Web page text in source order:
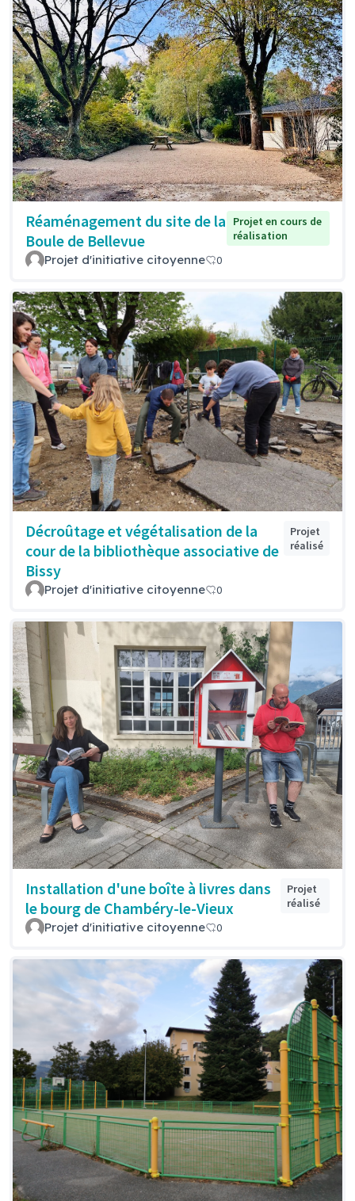
Réaménagement du site de la
Boule de Bellevue
Projet en cours de
réalisation
Projet d'initiative citoyenne 0
Décroûtage et végétalisation de la
cour de la bibliothèque associative de
Bissy
Projet
réalisé
Projet d'initiative citoyenne 0
Installation d'une boîte à livres dans
le bourg de Chambéry-le-Vieux
Projet
réalisé
Projet d'initiative citoyenne 0